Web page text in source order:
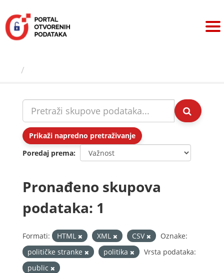
sadržaj
Prikaži napredno pretraživanje
Poredaj prema
Pronađeno skupova
podataka: 1
Formati: HTML XML CSV
Oznake:
političke stranke
politika
Vrsta podataka:
public